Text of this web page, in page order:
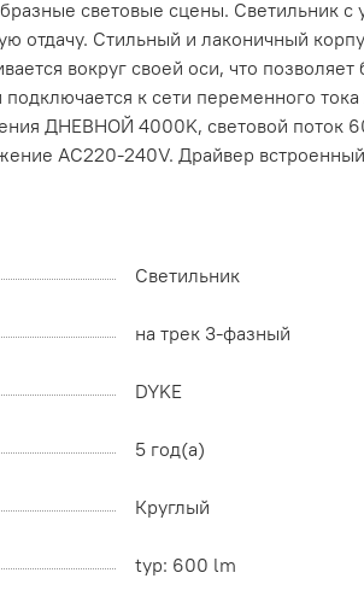
световые сцены. Светильник
отдачу. Стильный и лаконичный
вокруг своей оси, что
к сети переменного
ДНЕВНОЙ 4000K, световой поток
AC220-240V. Драйвер
Светильник
на трек 3-фазный
DYKE
5 год(а)
Круглый
typ: 600 lm